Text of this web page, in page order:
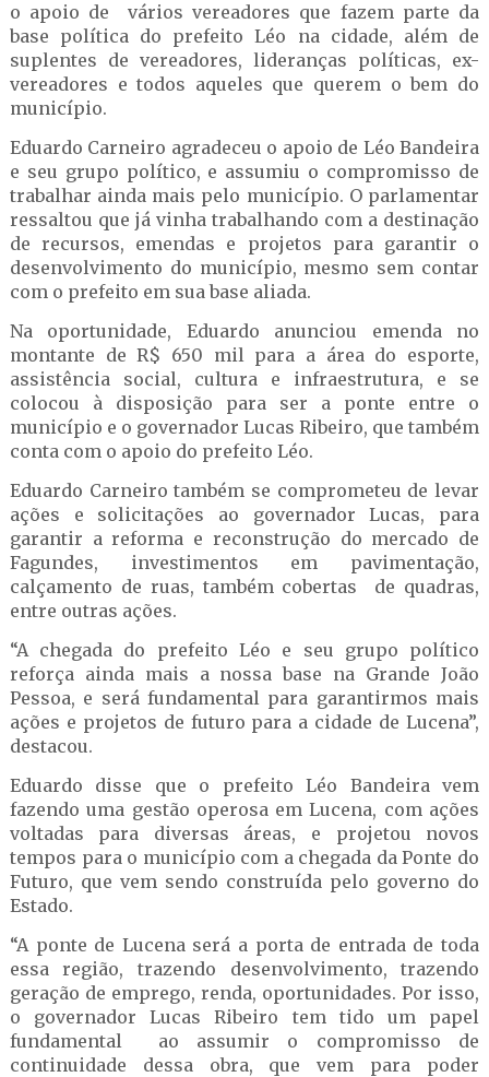
o apoio de vários vereadores que fazem parte da
base política do prefeito Léo na cidade, além de
suplentes de vereadores, lideranças políticas, ex-
vereadores e todos aqueles que querem o bem do
município.
Eduardo Carneiro agradeceu o apoio de Léo Bandeira
e seu grupo político, e assumiu o compromisso de
trabalhar ainda mais pelo município. O parlamentar
ressaltou que já vinha trabalhando com a destinação
de recursos, emendas e projetos para garantir o
desenvolvimento do município, mesmo sem contar
com o prefeito em sua base aliada.
Na oportunidade, Eduardo anunciou emenda no
montante de R$ 650 mil para a área do esporte,
assistência social, cultura e infraestrutura, e se
colocou à disposição para ser a ponte entre o
município e o governador Lucas Ribeiro, que também
conta com o apoio do prefeito Léo.
Eduardo Carneiro também se comprometeu de levar
ações e solicitações ao governador Lucas, para
garantir a reforma e reconstrução do mercado de
Fagundes, investimentos em pavimentação,
calçamento de ruas, também cobertas de quadras,
entre outras ações.
“A chegada do prefeito Léo e seu grupo político
reforça ainda mais a nossa base na Grande João
Pessoa, e será fundamental para garantirmos mais
ações e projetos de futuro para a cidade de Lucena”,
destacou.
Eduardo disse que o prefeito Léo Bandeira vem
fazendo uma gestão operosa em Lucena, com ações
voltadas para diversas áreas, e projetou novos
tempos para o município com a chegada da Ponte do
Futuro, que vem sendo construída pelo governo do
Estado.
“A ponte de Lucena será a porta de entrada de toda
essa região, trazendo desenvolvimento, trazendo
geração de emprego, renda, oportunidades. Por isso,
o governador Lucas Ribeiro tem tido um papel
fundamental ao assumir o compromisso de
continuidade dessa obra, que vem para poder